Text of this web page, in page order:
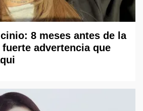
8 meses antes de la
advertencia que